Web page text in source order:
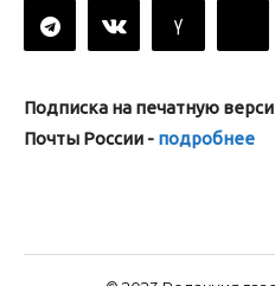
Подписка на печатную
Почты России - подробнее